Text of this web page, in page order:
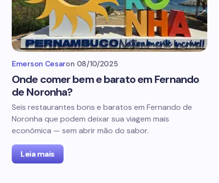
Emerson Cesaron 08/10/2025
Onde comer bem e barato em Fernando
de Noronha?
Seis restaurantes bons e baratos em Fernando de
Noronha que podem deixar sua viagem mais
econômica — sem abrir mão do sabor.
Leia mais